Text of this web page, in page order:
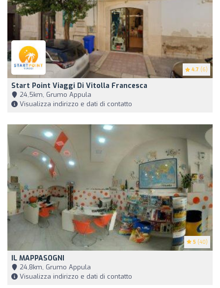
4.7 (6)
Start Point Viaggi Di Vitolla Francesca
24,5km, Grumo Appula
Visualizza indirizzo e dati di contatto
5 (40)
IL MAPPASOGNI
24,8km, Grumo Appula
Visualizza indirizzo e dati di contatto